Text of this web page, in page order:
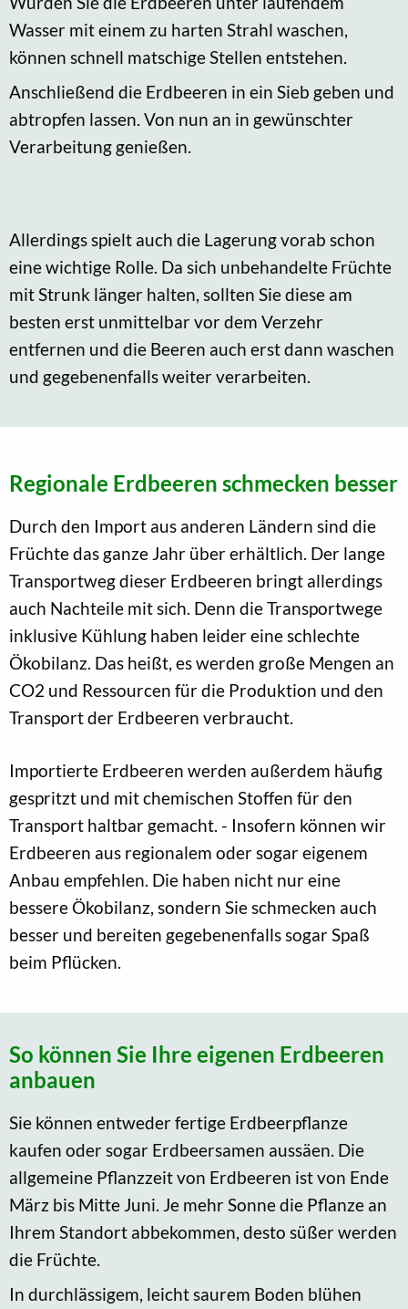
Wasser mit einem zu harten Strahl waschen,
können schnell matschige Stellen entstehen.
Anschließend die Erdbeeren in ein Sieb geben und
abtropfen lassen. Von nun an in gewünschter
Verarbeitung genießen.
Allerdings spielt auch die Lagerung vorab schon
eine wichtige Rolle. Da sich unbehandelte Früchte
mit Strunk länger halten, sollten Sie diese am
besten erst unmittelbar vor dem Verzehr
entfernen und die Beeren auch erst dann waschen
und gegebenenfalls weiter verarbeiten.
Regionale Erdbeeren schmecken besser
Durch den Import aus anderen Ländern sind die
Früchte das ganze Jahr über erhältlich. Der lange
Transportweg dieser Erdbeeren bringt allerdings
auch Nachteile mit sich. Denn die Transportwege
inklusive Kühlung haben leider eine schlechte
Ökobilanz. Das heißt, es werden große Mengen an
CO2 und Ressourcen für die Produktion und den
Transport der Erdbeeren verbraucht.
Importierte Erdbeeren werden außerdem häufig
gespritzt und mit chemischen Stoffen für den
Transport haltbar gemacht. - Insofern können wir
Erdbeeren aus regionalem oder sogar eigenem
Anbau empfehlen. Die haben nicht nur eine
bessere Ökobilanz, sondern Sie schmecken auch
besser und bereiten gegebenenfalls sogar Spaß
beim Pflücken.
So können Sie Ihre eigenen Erdbeeren
anbauen
Sie können entweder fertige Erdbeerpflanze
kaufen oder sogar Erdbeersamen aussäen. Die
allgemeine Pflanzzeit von Erdbeeren ist von Ende
März bis Mitte Juni. Je mehr Sonne die Pflanze an
Ihrem Standort abbekommen, desto süßer werden
die Früchte.
In durchlässigem, leicht saurem Boden blühen